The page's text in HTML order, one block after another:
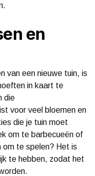
en
van een nieuwe tuin, is
in kaart te
die
voor veel bloemen en
die je tuin moet
om te barbecueën of
om te spelen? Het is
te hebben, zodat het